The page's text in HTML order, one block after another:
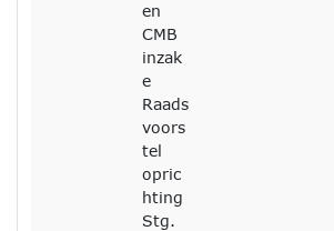
en
CMB
inzak
e
Raads
voors
tel
opric
hting
Stg.